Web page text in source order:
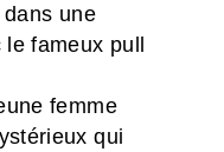
dans une
le fameux pull
femme
qui